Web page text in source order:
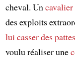
cheval. Un cavalier
des exploits
lui casser des pattes
voulu réaliser une